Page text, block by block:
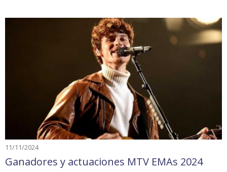
11/11/2024
Ganadores y actuaciones MTV EMAs 2024